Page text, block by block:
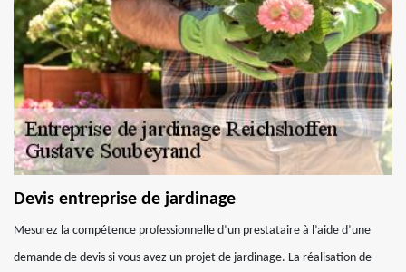
Devis entreprise de jardinage
Mesurez la compétence professionnelle d’un prestataire à l’aide d’une
demande de devis si vous avez un projet de jardinage. La réalisation de